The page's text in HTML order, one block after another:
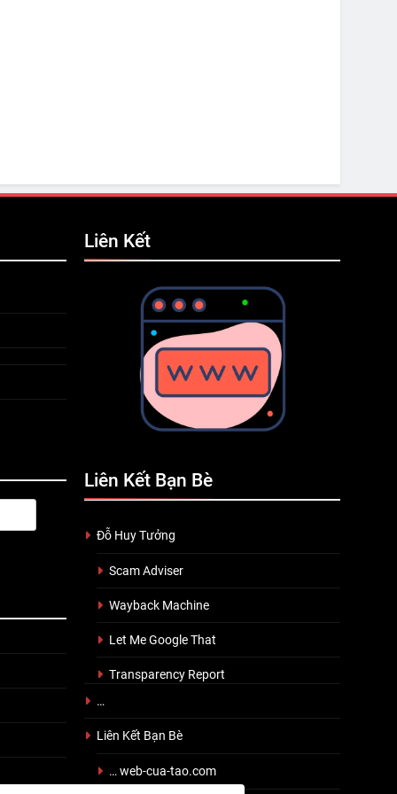
Liên Kết
Liên Kết Bạn Bè
Đỗ Huy Tưởng
Scam Adviser
Wayback Machine
Let Me Google That
Transparency Report
…
Liên Kết Bạn Bè
… web-cua-tao.com